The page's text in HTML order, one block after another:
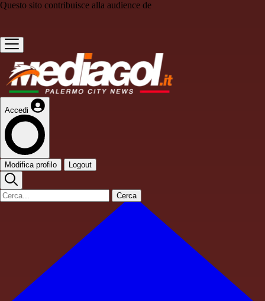
Questo sito contribuisce alla audience de
Accedi
Modifica profilo Logout
Cerca